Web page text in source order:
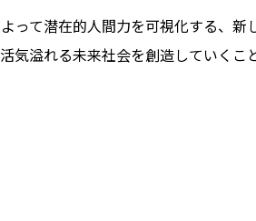
って潜在的人間力を可視化する、新
気溢れる未来社会を創造していくこ